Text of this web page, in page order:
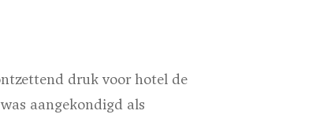
druk voor hotel de
aangekondigd als